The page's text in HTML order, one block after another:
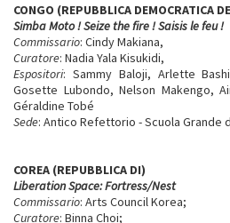
CONGO (REPUBBLICA DEMOCRATICA
Simba Moto ! Seize the fire ! Saisis le feu !
Commissario: Cindy Makiana,
Curatore: Nadia Yala Kisukidi,
Espositori: Sammy Baloji, Arlette
Gosette Lubondo, Nelson Makengo,
Géraldine Tobé
Sede: Antico Refettorio - Scuola Grande
COREA (REPUBBLICA DI)
Liberation Space: Fortress/Nest
Commissario: Arts Council Korea;
Curatore: Binna Choi;